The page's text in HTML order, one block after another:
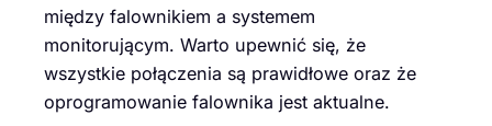
między falownikiem a systemem
monitorującym. Warto upewnić się, że
wszystkie połączenia są prawidłowe oraz że
oprogramowanie falownika jest aktualne.